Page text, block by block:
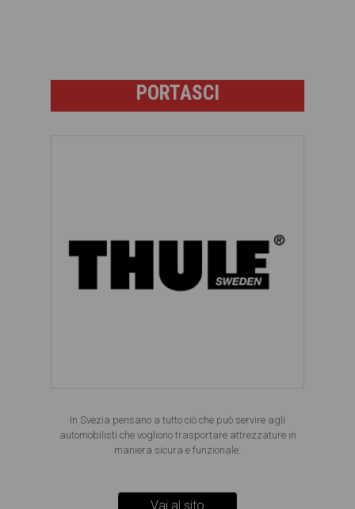
PORTASCI
In Svezia pensano a tutto ciò che può servire agli
automobilisti che vogliono trasportare attrezzature in
maniera sicura e funzionale.
Vai al sito